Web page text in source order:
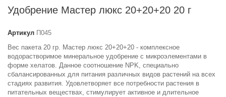
Удобрение Мастер люкс 20+20+20 20 г
Артикул П045
Вес пакета 20 гр. Мастер люкс 20+20+20 - комплексное
водорастворимое минеральное удобрение с микроэлементами в
форме хелатов. Данное соотношение NPK, специально
сбалансированных для питания различных видов растений на всех
стадиях развития. Удовлетворяет все потребности растения в
питательных веществах, стимулирует активное и длительное